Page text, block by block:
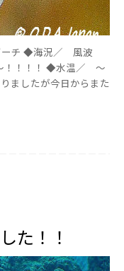
チ ◆海況／ 風波
！！！！ ◆水温／ ～
ましたが今日からまた
た！！